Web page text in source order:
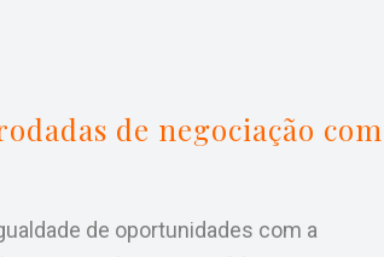
de negociação com
de oportunidades com a